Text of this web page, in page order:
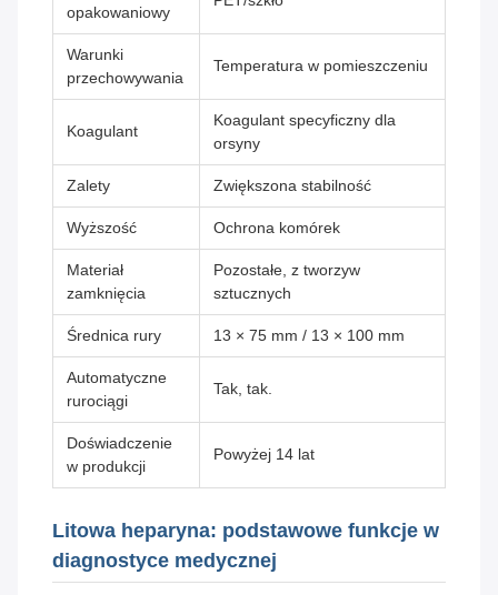
opakowaniowy
Warunki
przechowywania
Temperatura w pomieszczeniu
Koagulant
Koagulant specyficzny dla
orsyny
Zalety Zwiększona stabilność
Wyższość Ochrona komórek
Materiał
zamknięcia
Pozostałe, z tworzyw
sztucznych
Średnica rury 13 × 75 mm / 13 × 100 mm
Automatyczne
rurociągi
Tak, tak.
Doświadczenie
w produkcji
Powyżej 14 lat
Litowa heparyna: podstawowe funkcje w
diagnostyce medycznej